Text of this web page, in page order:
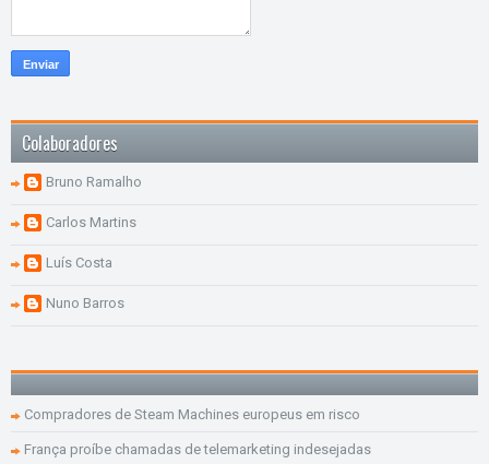
Colaboradores
Bruno Ramalho
Carlos Martins
Luís Costa
Nuno Barros
Compradores de Steam Machines europeus em risco
França proíbe chamadas de telemarketing indesejadas